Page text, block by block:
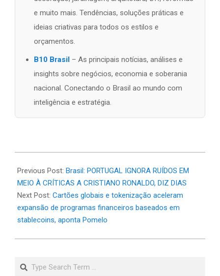
e muito mais. Tendências, soluções práticas e
ideias criativas para todos os estilos e
orçamentos.
B10 Brasil – As principais notícias, análises e
insights sobre negócios, economia e soberania
nacional. Conectando o Brasil ao mundo com
inteligência e estratégia.
06-
19
Previous Post: Brasil: PORTUGAL IGNORA RUÍDOS EM
MEIO À CRÍTICAS A CRISTIANO RONALDO, DIZ DIAS
Next Post: Cartões globais e tokenização aceleram
expansão de programas financeiros baseados em
stablecoins, aponta Pomelo
Search